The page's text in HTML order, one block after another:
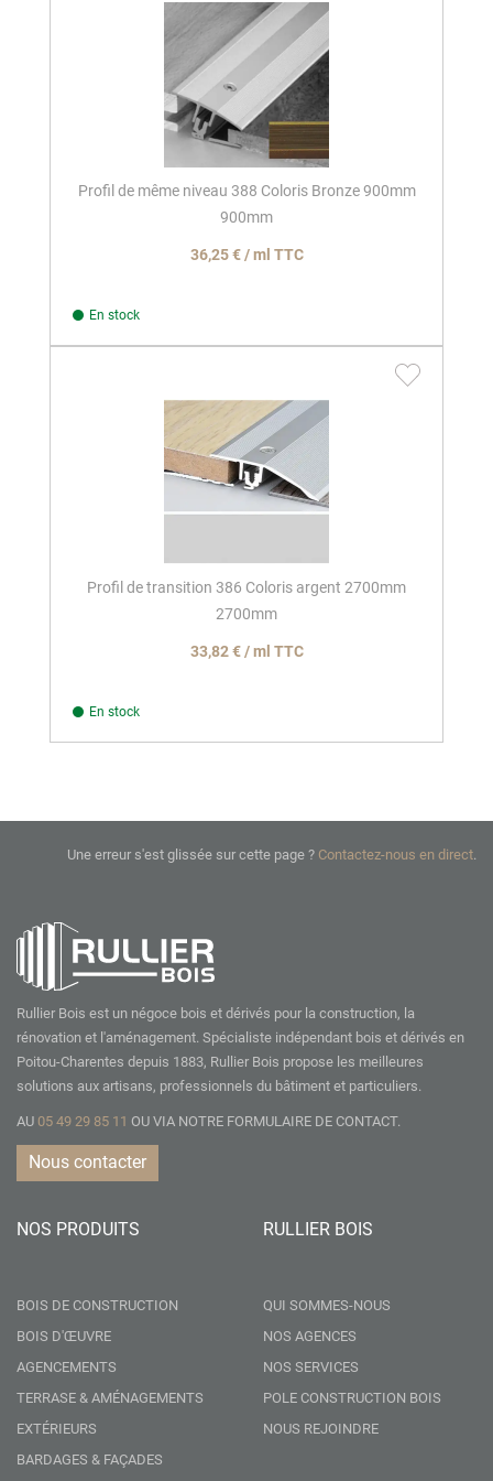
Profil de même niveau 388 Coloris Bronze 900mm
900mm
36,25 € / ml TTC
En stock
Profil de transition 386 Coloris argent 2700mm
2700mm
33,82 € / ml TTC
En stock
Une erreur s'est glissée sur cette page ? Contactez-nous en direct.
Rullier Bois est un négoce bois et dérivés pour la construction, la
rénovation et l'aménagement. Spécialiste indépendant bois et dérivés en
Poitou-Charentes depuis 1883, Rullier Bois propose les meilleures
solutions aux artisans, professionnels du bâtiment et particuliers.
AU 05 49 29 85 11 OU VIA NOTRE FORMULAIRE DE CONTACT.
Nous contacter
NOS PRODUITS
BOIS DE CONSTRUCTION
BOIS D'ŒUVRE
AGENCEMENTS
TERRASE & AMÉNAGEMENTS
EXTÉRIEURS
BARDAGES & FAÇADES
RULLIER BOIS
QUI SOMMES-NOUS
NOS AGENCES
NOS SERVICES
POLE CONSTRUCTION BOIS
NOUS REJOINDRE